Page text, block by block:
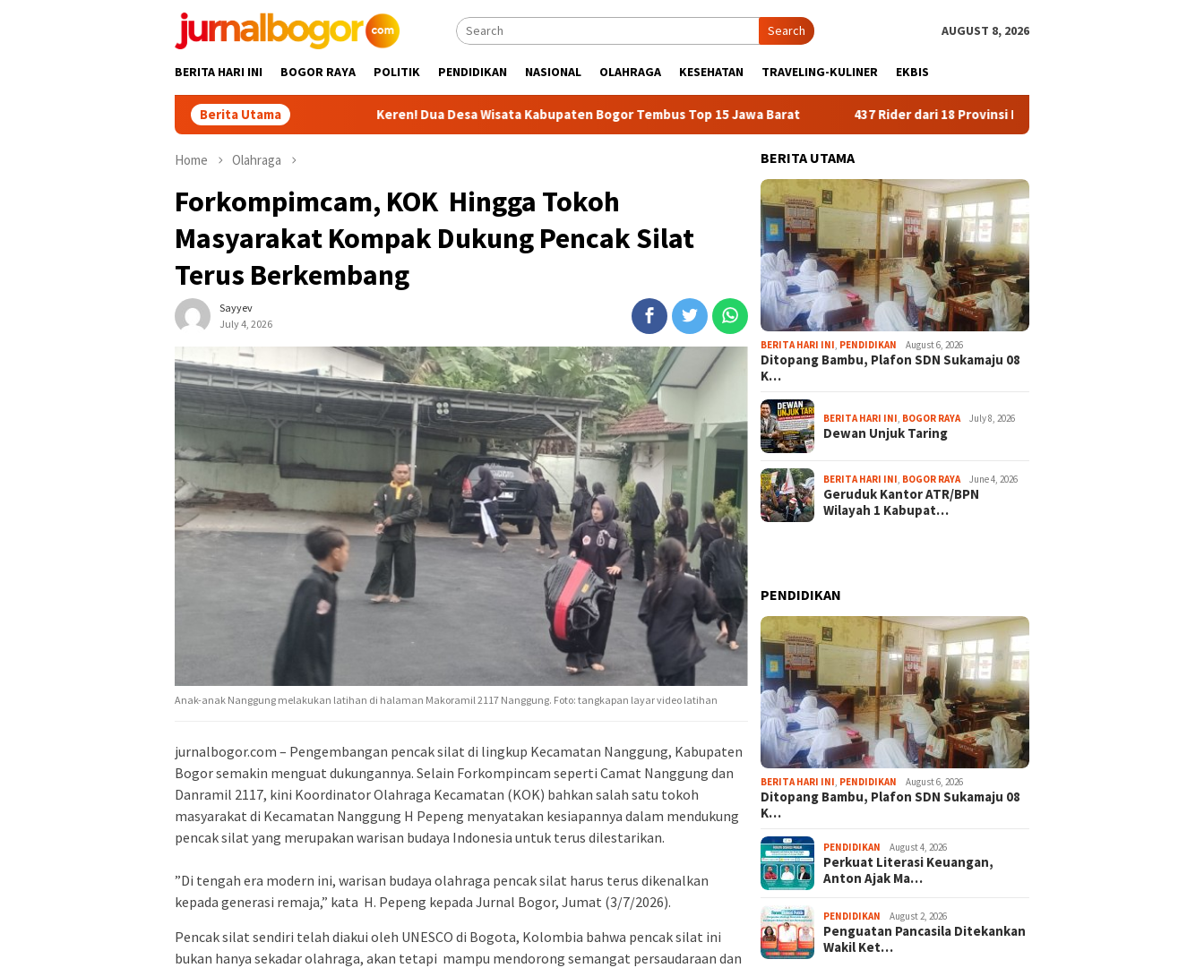
Search AUGUST 8, 2026
BERITA HARI INI BOGOR RAYA POLITIK PENDIDIKAN NASIONAL OLAHRAGA KESEHATAN TRAVELING-KULINER EKBIS
Berita UtamaKeren! Dua Desa Wisata Kabupaten Bogor Tembus Top 15 Jawa Barat 437 Rider dari 18 Provinsi Ramaikan Bupati Cup 2026 Tour Malasari
Home Olahraga
Forkompimcam, KOK Hingga Tokoh
Masyarakat Kompak Dukung Pencak Silat
Terus Berkembang
Sayyev
July 4, 2026
Anak-anak Nanggung melakukan latihan di halaman Makoramil 2117 Nanggung. Foto: tangkapan layar video latihan
jurnalbogor.com – ‎Pengembangan pencak silat di lingkup Kecamatan Nanggung, Kabupaten
Bogor semakin menguat dukungannya. Selain Forkompincam seperti Camat Nanggung dan
Danramil 2117, kini Koordinator Olahraga Kecamatan (KOK) bahkan salah satu tokoh
masyarakat di Kecamatan Nanggung H Pepeng menyatakan kesiapannya dalam mendukung
pencak silat yang merupakan warisan budaya Indonesia untuk terus dilestarikan.‎
‎”‎Di tengah era modern ini, warisan budaya olahraga pencak silat harus terus dikenalkan
kepada generasi remaja,” kata H. Pepeng kepada Jurnal Bogor, Jumat (3/7/2026).‎
‎‎Pencak silat sendiri telah diakui oleh UNESCO di Bogota, Kolombia bahwa pencak silat ini
bukan hanya sekadar olahraga, akan tetapi mampu mendorong semangat persaudaraan dan
BERITA UTAMA
BERITA HARI INI PENDIDIKAN August 6, 2026
Ditopang Bambu, Plafon SDN Sukamaju 08
K…
BERITA HARI INI BOGOR RAYA July 8, 2026
Dewan Unjuk Taring
BERITA HARI INI BOGOR RAYA June 4, 2026
Geruduk Kantor ATR/BPN
Wilayah 1 Kabupat…
PENDIDIKAN
BERITA HARI INI PENDIDIKAN August 6, 2026
Ditopang Bambu, Plafon SDN Sukamaju 08
K…
PENDIDIKAN August 4, 2026
Perkuat Literasi Keuangan,
Anton Ajak Ma…
PENDIDIKAN August 2, 2026
Penguatan Pancasila Ditekankan
Wakil Ket…